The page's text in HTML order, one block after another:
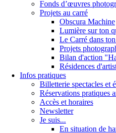
Fonds d’œuvres
Projets au carré
Obscura Machine
Lumière sur ton
Le Carré dans
Projets
Bilan d'action
Résidences
Infos pratiques
Billetterie spectacles et
Réservations pratiques
Accès et horaires
Newsletter
Je suis...
En situation de